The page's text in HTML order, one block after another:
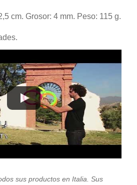
cm. Grosor: 4 mm. Peso: 115 g.
sus productos en Italia. Sus